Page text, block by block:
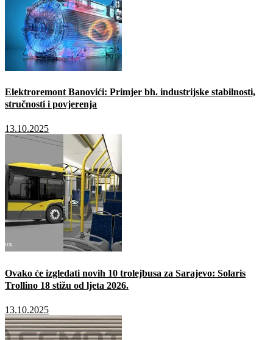
Elektroremont Banovići: Primjer bh. industrijske stabilnosti,
stručnosti i povjerenja
13.10.2025
Ovako će izgledati novih 10 trolejbusa za Sarajevo: Solaris
Trollino 18 stižu od ljeta 2026.
13.10.2025